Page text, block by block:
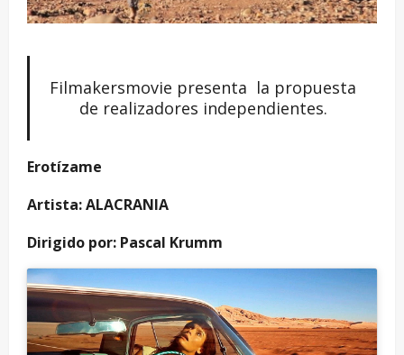
Filmakersmovie presenta la propuesta
de realizadores independientes.
Erotízame
Artista: ALACRANIA
Dirigido por: Pascal Krumm